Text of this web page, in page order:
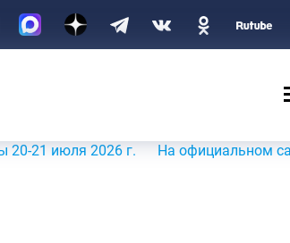
2026 г. На официальном сайте